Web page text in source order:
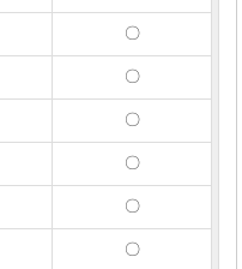
〇
〇
〇
〇
〇
〇